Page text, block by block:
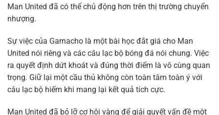
Man United đã có thể chủ động hơn trên thị trường chuyển
nhượng.
Sự việc của Garnacho là một bài học đắt giá cho Man
United nói riêng và các câu lạc bộ bóng đá nói chung. Việc
ra quyết định dứt khoát và đúng thời điểm là vô cùng quan
trọng. Giữ lại một cầu thủ không còn toàn tâm toàn ý với
câu lạc bộ hiếm khi mang lại kết quả tích cực.
Man United đã bỏ lỡ cơ hội vàng để giải quyết vấn đề một